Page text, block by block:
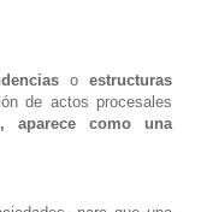
o estructuras
de actos procesales
aparece como una